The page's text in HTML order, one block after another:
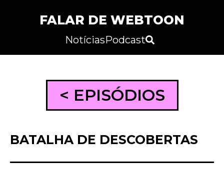
FALAR DE WEBTOON
NotíciasPodcast
< EPISÓDIOS
BATALHA DE DESCOBERTAS